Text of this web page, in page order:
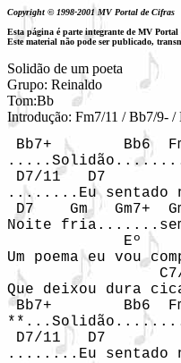
Copyright © 1998-2001 MV Portal de Cifras
Esta página é parte integrante de MV
Este material não pode ser publicado,
Solidão de um poeta
Grupo: Reinaldo
Tom:Bb
Introdução: Fm7/11 / Bb7/9-
Bb7+        Bb6
D7/11   D7
........Eu sentado
D7    Gm   Gm7+
Noite
Eº
Um poema eu vou
Que deixou dura
Bb7+        Bb6
D7/11   D7
........Eu sentado